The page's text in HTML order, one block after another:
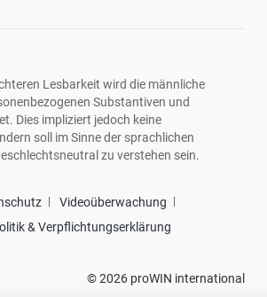
Lesbarkeit wird die männliche
Substantiven und
Dies impliziert jedoch keine
soll im Sinne der sprachlichen
zu verstehen sein.
Videoüberwachung
& Verpflichtungserklärung
© 2026 proWIN international